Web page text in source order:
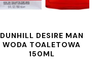
DUNHILL DESIRE MAN
WODA TOALETOWA
150ML